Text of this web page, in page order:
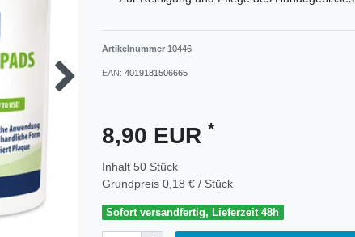
Artikelnummer 10446
EAN: 4019181506665
8,90 EUR *
Inhalt 50 Stück
Grundpreis 0,18 € / Stück
Sofort versandfertig, Lieferzeit 48h